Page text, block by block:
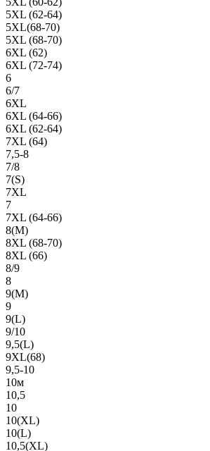
5XL (62-64)
5XL(68-70)
5XL (68-70)
6XL (62)
6XL (72-74)
6
6/7
6XL
6XL (64-66)
6XL (62-64)
7XL (64)
7,5-8
7/8
7(S)
7XL
7
7XL (64-66)
8(М)
8XL (68-70)
8XL (66)
8/9
8
9(М)
9
9(L)
9/10
9,5(L)
9XL(68)
9,5-10
10м
10,5
10
10(XL)
10(L)
10,5(XL)